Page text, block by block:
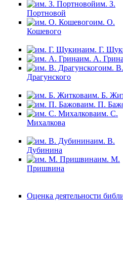
им. З.
Портновой
им. О.
Кошевого
им. Г.
им. А. Грина
им. В.
Драгунского
им. Б.
им. П.
им. С.
Михалкова
им. В.
Дубинина
им. М.
Пришвина
Оценка деятельности